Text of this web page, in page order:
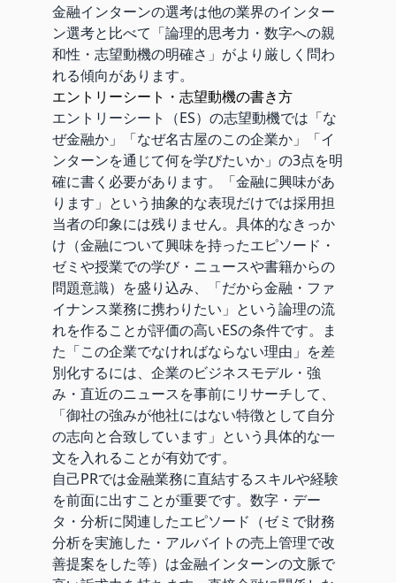
金融インターンの選考は他の業界のインター
ン選考と比べて「論理的思考力・数字への親
和性・志望動機の明確さ」がより厳しく問わ
れる傾向があります。
エントリーシート・志望動機の書き方
エントリーシート（ES）の志望動機では「な
ぜ金融か」「なぜ名古屋のこの企業か」「イ
ンターンを通じて何を学びたいか」の3点を明
確に書く必要があります。「金融に興味があ
ります」という抽象的な表現だけでは採用担
当者の印象には残りません。具体的なきっか
け（金融について興味を持ったエピソード・
ゼミや授業での学び・ニュースや書籍からの
問題意識）を盛り込み、「だから金融・ファ
イナンス業務に携わりたい」という論理の流
れを作ることが評価の高いESの条件です。ま
た「この企業でなければならない理由」を差
別化するには、企業のビジネスモデル・強
み・直近のニュースを事前にリサーチして、
「御社の強みが他社にはない特徴として自分
の志向と合致しています」という具体的な一
文を入れることが有効です。
自己PRでは金融業務に直結するスキルや経験
を前面に出すことが重要です。数字・デー
タ・分析に関連したエピソード（ゼミで財務
分析を実施した・アルバイトの売上管理で改
善提案をした等）は金融インターンの文脈で